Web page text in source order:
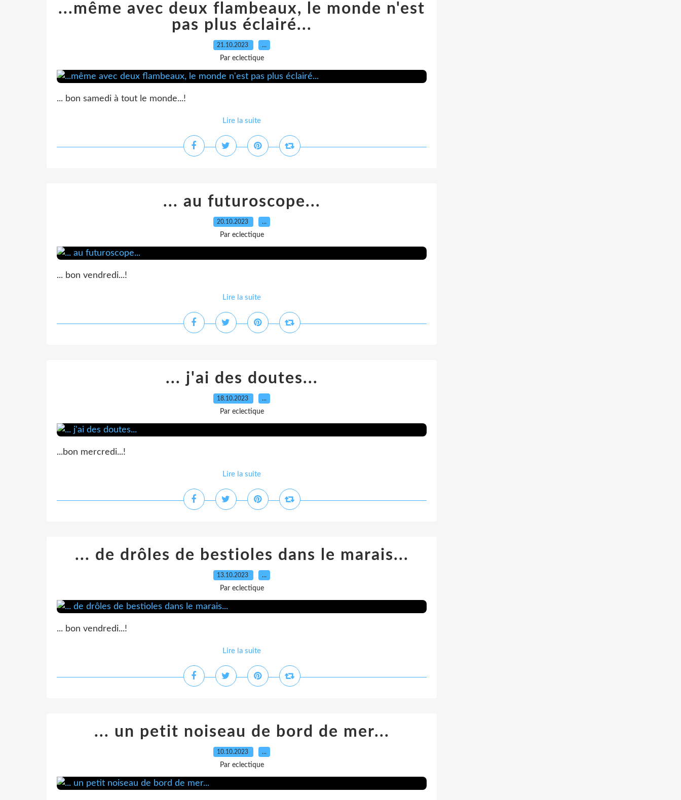
...même avec deux flambeaux, le monde n'est
pas plus éclairé...
21.10.2023 …
Par eclectique
... bon samedi à tout le monde...!
Lire la suite
... au futuroscope...
20.10.2023 …
Par eclectique
... bon vendredi...!
Lire la suite
... j'ai des doutes...
18.10.2023 …
Par eclectique
...bon mercredi...!
Lire la suite
... de drôles de bestioles dans le marais...
13.10.2023 …
Par eclectique
... bon vendredi...!
Lire la suite
... un petit noiseau de bord de mer...
10.10.2023 …
Par eclectique